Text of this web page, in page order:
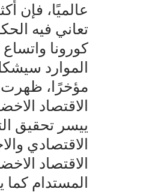
عالميًا، فإن
تعاني فيه
كورونا
الموارد
مؤخرًا، ظهرت
الاقتصاد
ييسر تحقيق
الاقتصادي
الاقتصاد
المستدام كما